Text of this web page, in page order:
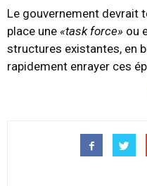
Le gouvernement devrait
place une «task force» ou
structures existantes, en
rapidement enrayer ces